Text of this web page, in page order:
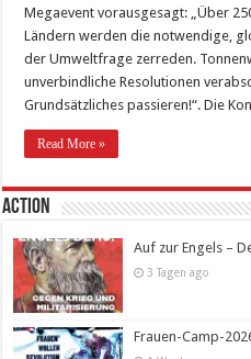
Megaevent vorausgesagt: „Über
Ländern werden die notwendige,
der Umweltfrage zerreden.
unverbindliche Resolutionen
Grundsätzliches passieren!“. Die
Read More »
Action
Auf zur Engels –
3 Tagen ago
Frauen-Camp-